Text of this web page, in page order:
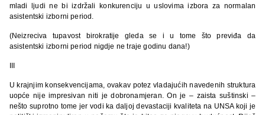
mladi ljudi ne bi izdržali konkurenciju u uslovima izbora za normalan
asistentski izborni period.
(Neizreciva tupavost birokratije gleda se i u tome što previđa da
asistentski izborni period nigdje ne traje godinu dana!)
III
U krajnjim konsekvencijama, ovakav potez vladajućih navedenih struktura
uopće nije impresivan niti je dobronamjeran. On je – zaista suštinski –
nešto suprotno tome jer vodi ka daljoj devastaciji kvaliteta na UNSA koji je